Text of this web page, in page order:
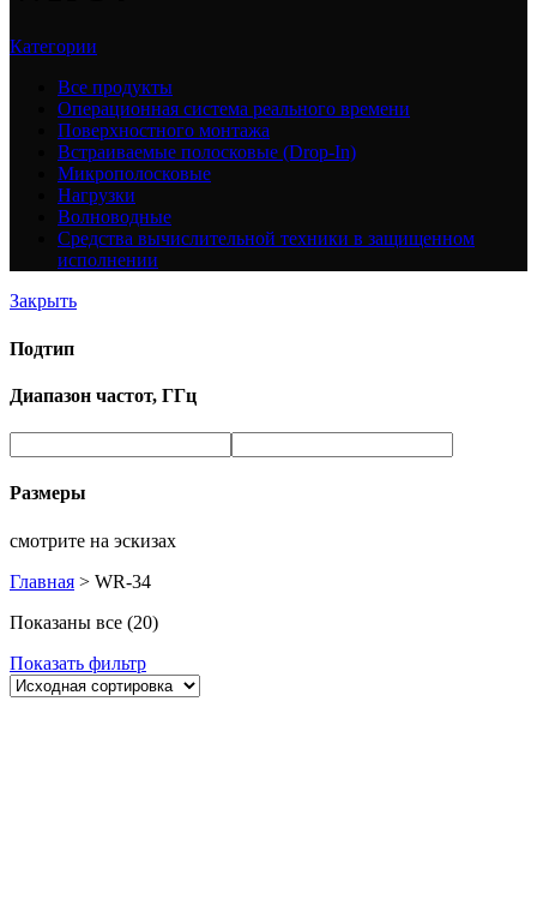
Категории
Все продукты
Операционная система реального времени
Поверхностного монтажа
Встраиваемые полосковые (Drop-In)
Микрополосковые
Нагрузки
Волноводные
Средства вычислительной техники в защищенном
исполнении
Закрыть
Подтип
Диапазон частот, ГГц
Размеры
смотрите на эскизах
Главная > WR-34
Показаны все (20)
Показать фильтр